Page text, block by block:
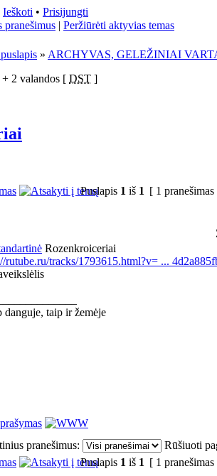
Ieškoti • Prisijungti
pranešimus | Peržiūrėti aktyvias temas
» ARCHYVAS, GELEŽINIAI
2 valandos [ DST ]
Puslapis 1 iš 1 [ 1
Rozenkroiceriai
rutube.ru/tracks/1793615.html?v= ...
danguje, taip ir žemėje
pranešimus:
Rūšiuoti
Puslapis 1 iš 1 [ 1